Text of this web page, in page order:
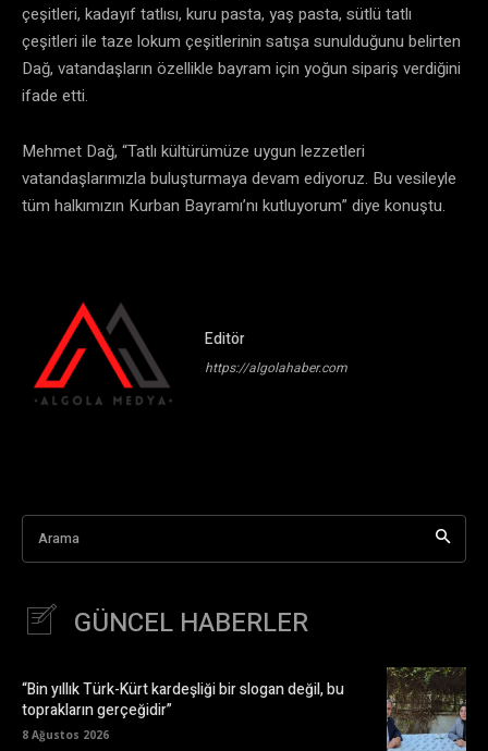
çeşitleri, kadayıf tatlısı, kuru pasta, yaş pasta, sütlü tatlı
çeşitleri ile taze lokum çeşitlerinin satışa sunulduğunu belirten
Dağ, vatandaşların özellikle bayram için yoğun sipariş verdiğini
ifade etti.
Mehmet Dağ, “Tatlı kültürümüze uygun lezzetleri
vatandaşlarımızla buluşturmaya devam ediyoruz. Bu vesileyle
tüm halkımızın Kurban Bayramı’nı kutluyorum” diye konuştu.
Editör
https://algolahaber.com
Arama
GÜNCEL HABERLER
“Bin yıllık Türk-Kürt kardeşliği bir slogan değil, bu
toprakların gerçeğidir”
8 Ağustos 2026